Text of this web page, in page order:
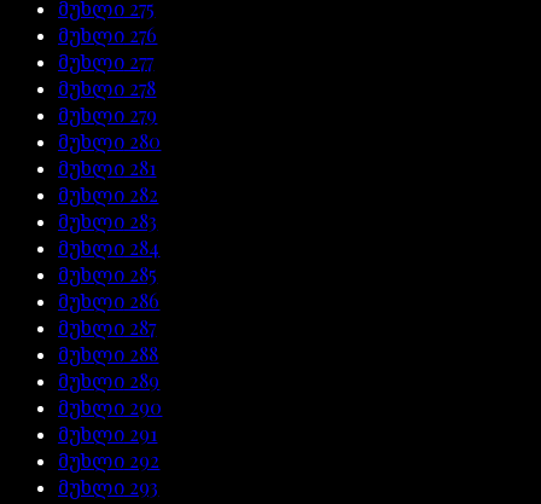
მუხლი 275
მუხლი 276
მუხლი 277
მუხლი 278
მუხლი 279
მუხლი 280
მუხლი 281
მუხლი 282
მუხლი 283
მუხლი 284
მუხლი 285
მუხლი 286
მუხლი 287
მუხლი 288
მუხლი 289
მუხლი 290
მუხლი 291
მუხლი 292
მუხლი 293